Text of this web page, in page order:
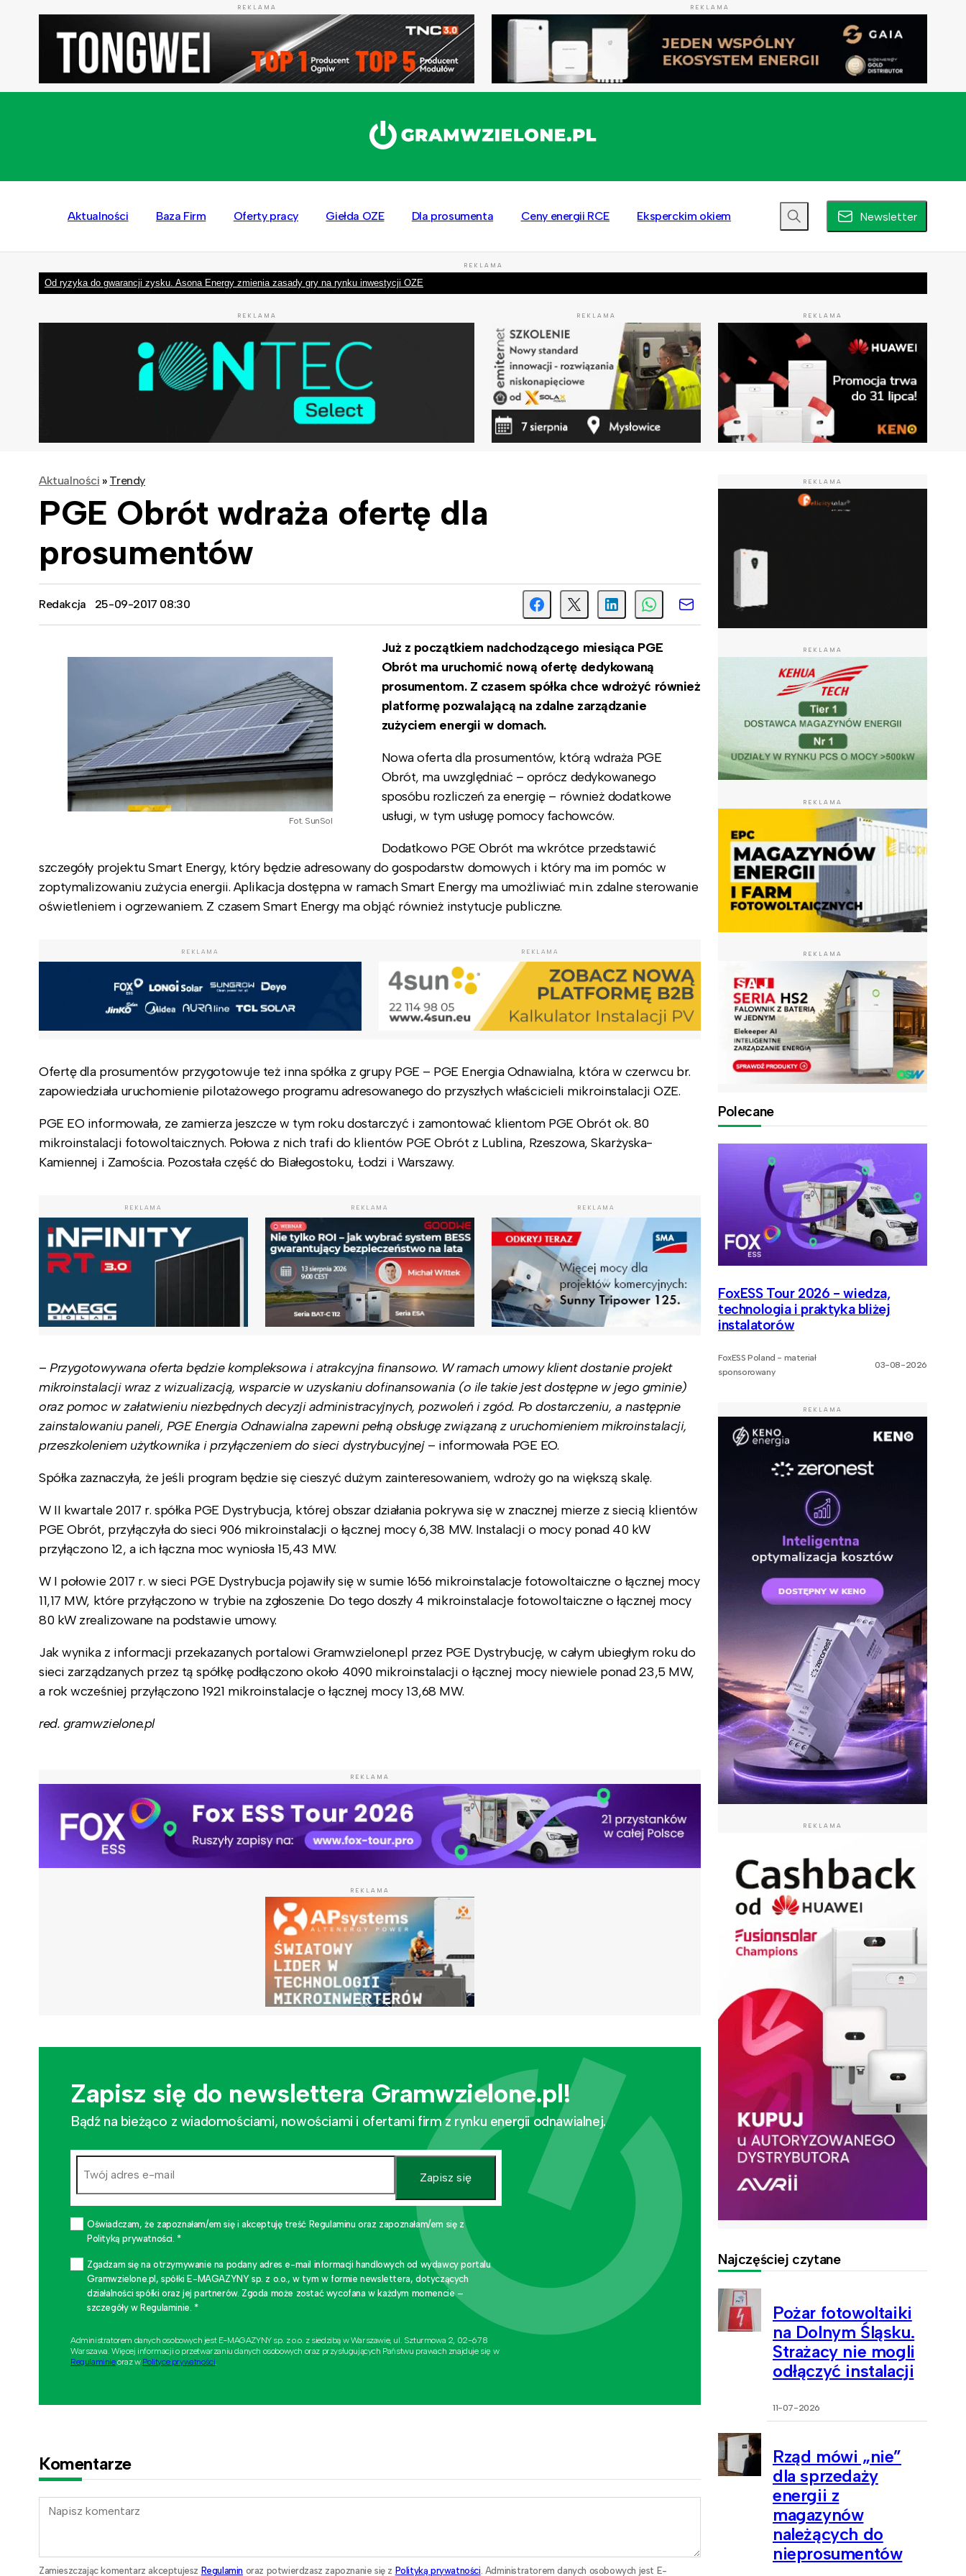
REKLAMA REKLAMA
Aktualności Baza Firm Oferty pracy Giełda OZE Dla prosumenta Ceny energii RCE Eksperckim okiem Newsletter
REKLAMA
Od ryzyka do gwarancji zysku. Asona Energy zmienia zasady gry na rynku inwestycji OZE
REKLAMA REKLAMA REKLAMA
Aktualności » Trendy
PGE Obrót wdraża ofertę dla
prosumentów
Redakcja 25-09-2017 08:30
Fot. SunSol
Już z początkiem nadchodzącego miesiąca PGE
Obrót ma uruchomić nową ofertę dedykowaną
prosumentom. Z czasem spółka chce wdrożyć również
platformę pozwalającą na zdalne zarządzanie
zużyciem energii w domach.
Nowa oferta dla prosumentów, którą wdraża PGE
Obrót, ma uwzględniać – oprócz dedykowanego
sposóbu rozliczeń za energię – również dodatkowe
usługi, w tym usługę pomocy fachowców.
Dodatkowo PGE Obrót ma wkrótce przedstawić
szczegóły projektu Smart Energy, który będzie adresowany do gospodarstw domowych i który ma im pomóc w
zoptymalizowaniu zużycia energii. Aplikacja dostępna w ramach Smart Energy ma umożliwiać m.in. zdalne sterowanie
oświetleniem i ogrzewaniem. Z czasem Smart Energy ma objąć również instytucje publiczne.
REKLAMA REKLAMA
Ofertę dla prosumentów przygotowuje też inna spółka z grupy PGE – PGE Energia Odnawialna, która w czerwcu br.
zapowiedziała uruchomienie pilotażowego programu adresowanego do przyszłych właścicieli mikroinstalacji OZE.
PGE EO informowała, ze zamierza jeszcze w tym roku dostarczyć i zamontować klientom PGE Obrót ok. 80
mikroinstalacji fotowoltaicznych. Połowa z nich trafi do klientów PGE Obrót z Lublina, Rzeszowa, Skarżyska-
Kamiennej i Zamościa. Pozostała część do Białegostoku, Łodzi i Warszawy.
REKLAMA REKLAMA REKLAMA
–Przygotowywana oferta będzie kompleksowa i atrakcyjna finansowo. W ramach umowy klient dostanie projekt
mikroinstalacji wraz z wizualizacją, wsparcie w uzyskaniu dofinansowania (o ile takie jest dostępne w jego gminie)
oraz pomoc w załatwieniu niezbędnych decyzji administracyjnych, pozwoleń i zgód. Po dostarczeniu, a następnie
zainstalowaniu paneli, PGE Energia Odnawialna zapewni pełną obsługę związaną z uruchomieniem mikroinstalacji,
przeszkoleniem użytkownika i przyłączeniem do sieci dystrybucyjnej – informowała PGE EO.
Spółka zaznaczyła, że jeśli program będzie się cieszyć dużym zainteresowaniem, wdroży go na większą skalę.
W II kwartale 2017 r. spółka PGE Dystrybucja, której obszar działania pokrywa się w znacznej mierze z siecią klientów
PGE Obrót, przyłączyła do sieci 906 mikroinstalacji o łącznej mocy 6,38 MW. Instalacji o mocy ponad 40 kW
przyłączono 12, a ich łączna moc wyniosła 15,43 MW.
W I połowie 2017 r. w sieci PGE Dystrybucja pojawiły się w sumie 1656 mikroinstalacje fotowoltaiczne o łącznej mocy
11,17 MW, które przyłączono w trybie na zgłoszenie. Do tego doszły 4 mikroinstalacje fotowoltaiczne o łącznej mocy
80 kW zrealizowane na podstawie umowy.
Jak wynika z informacji przekazanych portalowi Gramwzielone.pl przez PGE Dystrybucję, w całym ubiegłym roku do
sieci zarządzanych przez tą spółkę podłączono około 4090 mikroinstalacji o łącznej mocy niewiele ponad 23,5 MW,
a rok wcześniej przyłączono 1921 mikroinstalacje o łącznej mocy 13,68 MW.
red. gramwzielone.pl
REKLAMA
REKLAMA
Zapisz się do newslettera Gramwzielone.pl!
Bądź na bieżąco z wiadomościami, nowościami i ofertami firm z rynku energii odnawialnej.
Zapisz się
Oświadczam, że zapoznałam/em się i akceptuję treść Regulaminu oraz zapoznałam/em się z
Polityką prywatności. *
Zgadzam się na otrzymywanie na podany adres e-mail informacji handlowych od wydawcy portalu
Gramwzielone.pl, spółki E-MAGAZYNY sp. z o.o., w tym w formie newslettera, dotyczących
działalności spółki oraz jej partnerów. Zgoda może zostać wycofana w każdym momencie –
szczegóły w Regulaminie. *
Administratorem danych osobowych jest E-MAGAZYNY sp. z o.o. z siedzibą w Warszawie, ul. Szturmowa 2, 02-678
Warszawa. Więcej informacji o przetwarzaniu danych osobowych oraz przysługujących Państwu prawach znajduje się w
Regulaminieoraz w Polityce prywatności
Komentarze
Zamieszczając komentarz akceptujesz Regulamin oraz potwierdzasz zapoznanie się z Polityką prywatności . Administratorem danych osobowych jest E-
REKLAMA
REKLAMA
REKLAMA
REKLAMA
Polecane
FoxESS Tour 2026 - wiedza,
technologia i praktyka bliżej
instalatorów
FoxESS Poland - materiał
sponsorowany
03-08-2026
REKLAMA
REKLAMA
Najczęściej czytane
Pożar fotowoltaiki
na Dolnym Śląsku.
Strażacy nie mogli
odłączyć instalacji
11-07-2026
Rząd mówi „nie”
dla sprzedaży
energii z
magazynów
należących do
nieprosumentów